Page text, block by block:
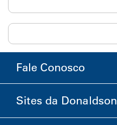
Fale Conosco
Sites da Donaldson